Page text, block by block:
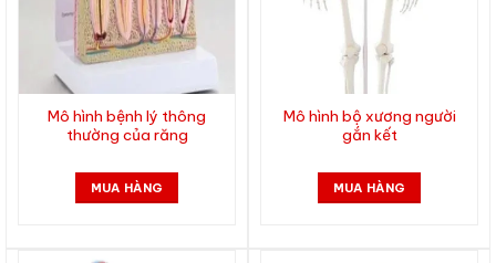
Mô hình bệnh lý thông
thường của răng
MUA HÀNG
Mô hình bộ xương người
gắn kết
MUA HÀNG